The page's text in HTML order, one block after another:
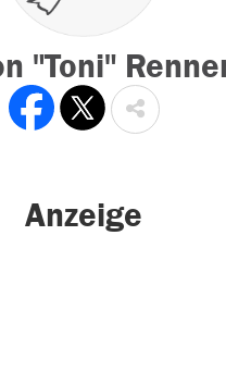
"Toni"
Anzeige